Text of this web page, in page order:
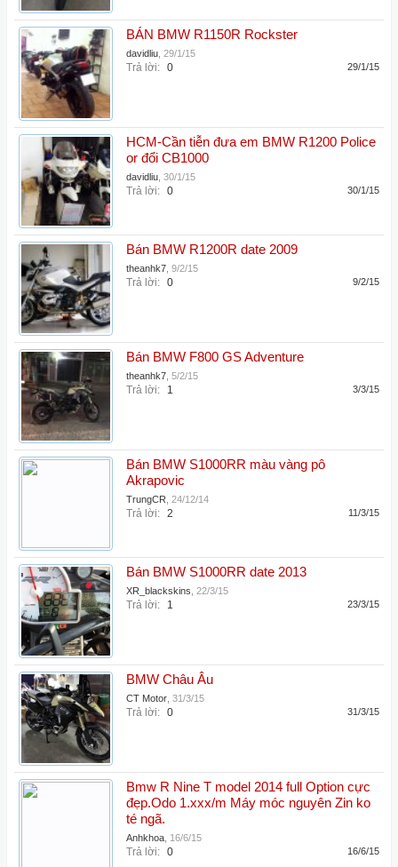
BÁN BMW R1150R Rockster
davidliu 29/1/15
Trả lời: 0 29/1/15
HCM-Cần tiễn đưa em BMW R1200 Police
or đổi CB1000
davidliu 30/1/15
Trả lời: 0 30/1/15
Bán BMW R1200R date 2009
theanhk7 9/2/15
Trả lời: 0 9/2/15
Bán BMW F800 GS Adventure
theanhk7 5/2/15
Trả lời: 1 3/3/15
Bán BMW S1000RR màu vàng pô
Akrapovic
TrungCR 24/12/14
Trả lời: 2 11/3/15
Bán BMW S1000RR date 2013
XR_blackskins 22/3/15
Trả lời: 1 23/3/15
BMW Châu Âu
CT Motor 31/3/15
Trả lời: 0 31/3/15
Bmw R Nine T model 2014 full Option cực
đẹp.Odo 1.xxx/m Máy móc nguyên Zin ko
té ngã.
Anhkhoa 16/6/15
Trả lời: 0 16/6/15